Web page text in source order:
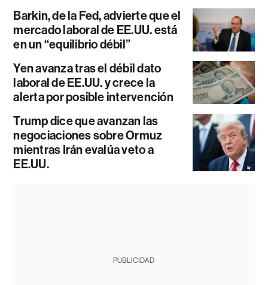
Barkin, de la Fed, advierte que el
mercado laboral de EE.UU. está
en un “equilibrio débil”
Yen avanza tras el débil dato
laboral de EE.UU. y crece la
alerta por posible intervención
Trump dice que avanzan las
negociaciones sobre Ormuz
mientras Irán evalúa veto a
EE.UU.
PUBLICIDAD